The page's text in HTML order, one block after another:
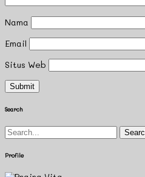
Nama
Email
Situs Web
Search
Search
for:
Profile